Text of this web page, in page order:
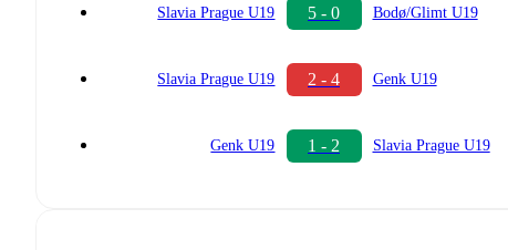
Slavia Prague U19 5 - 0 Bodø/Glimt U19
Slavia Prague U19 2 - 4 Genk U19
Genk U19 1 - 2 Slavia Prague U19